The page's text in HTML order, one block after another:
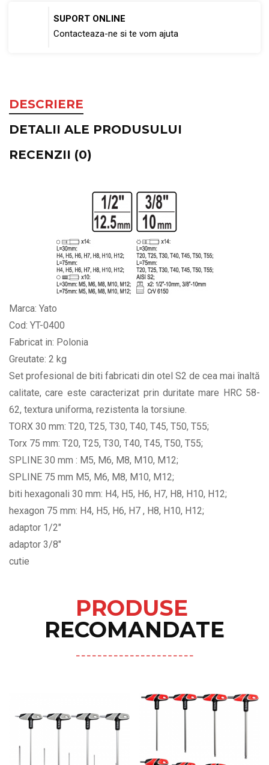
SUPORT ONLINE
Contacteaza-ne si te vom ajuta
DESCRIERE
DETALII ALE PRODUSULUI
RECENZII (0)
Marca: Yato
Cod: YT-0400
Fabricat in: Polonia
Greutate: 2 kg
Set profesional de biti fabricati din otel S2 de cea mai înaltă
calitate, care este caracterizat prin duritate mare HRC 58-
62, textura uniforma, rezistenta la torsiune.
TORX 30 mm: T20, T25, T30, T40, T45, T50, T55;
Torx 75 mm: T20, T25, T30, T40, T45, T50, T55;
SPLINE 30 mm : M5, M6, M8, M10, M12;
SPLINE 75 mm M5, M6, M8, M10, M12;
biti hexagonali 30 mm: H4, H5, H6, H7, H8, H10, H12;
hexagon 75 mm: H4, H5, H6, H7 , H8, H10, H12;
adaptor 1/2"
adaptor 3/8"
cutie
PRODUSE
RECOMANDATE